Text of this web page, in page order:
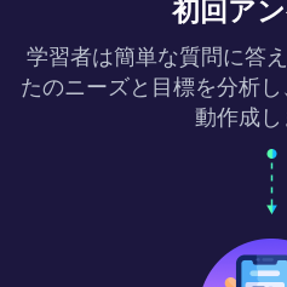
初回ア
学習者は簡単な質問に答
たのニーズと目標を分析
動作成し